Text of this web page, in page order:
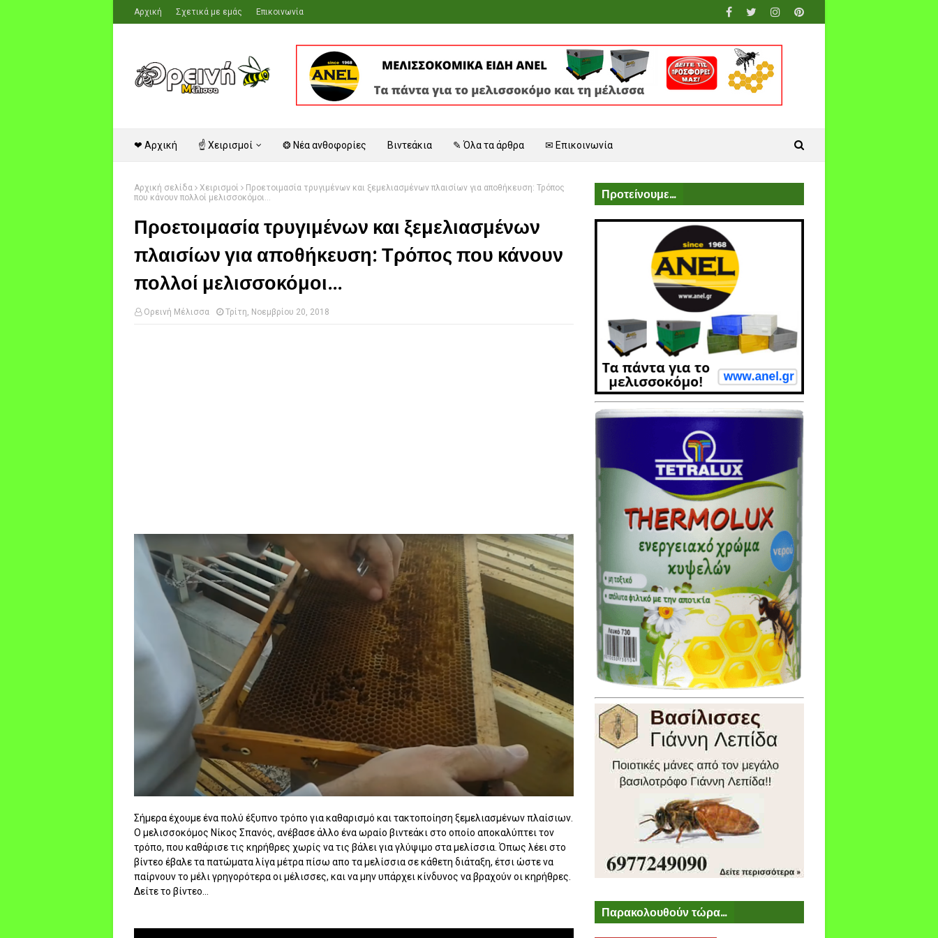
Αρχική Σχετικά με εμάς Επικοινωνία
❤ Αρχική ☝ Χειρισμοί ❂ Νέα ανθοφορίες Βιντεάκια ✎ Όλα τα άρθρα ✉ Επικοινωνία
Αρχική σελίδα Χειρισμοί
Προετοιμασία τρυγιμένων και ξεμελιασμένων πλαισίων για αποθήκευση: Τρόπος
που κάνουν πολλοί μελισσοκόμοι...
Προετοιμασία τρυγιμένων και ξεμελιασμένων
πλαισίων για αποθήκευση: Τρόπος που κάνουν
πολλοί μελισσοκόμοι...
Ορεινή Μέλισσα Τρίτη, Νοεμβρίου 20, 2018
Σήμερα έχουμε ένα πολύ έξυπνο τρόπο για καθαρισμό και τακτοποίηση ξεμελιασμένων πλαίσιων.
Ο μελισσοκόμος Νίκος Σπανός, ανέβασε άλλο ένα ωραίο βιντεάκι στο οποίο αποκαλύπτει τον
τρόπο, που καθάρισε τις κηρήθρες χωρίς να τις βάλει για γλύψιμο στα μελίσσια. Όπως λέει στο
βίντεο έβαλε τα πατώματα λίγα μέτρα πίσω απο τα μελίσσια σε κάθετη διάταξη, έτσι ώστε να
παίρνουν το μέλι γρηγορότερα οι μέλισσες, και να μην υπάρχει κίνδυνος να βραχούν οι κηρήθρες.
Δείτε το βίντεο...
Προτείνουμε...
Παρακολουθούν τώρα...